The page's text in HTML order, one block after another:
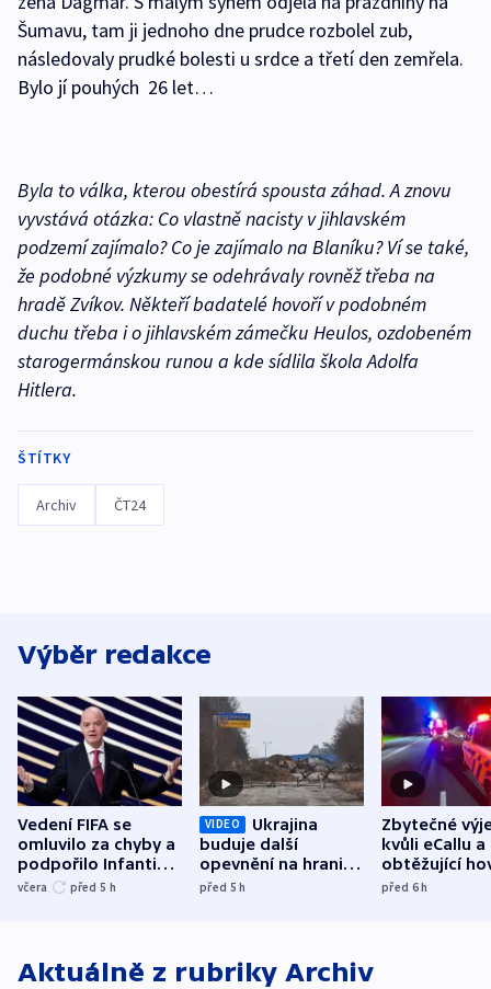
Šumavu, tam ji jednoho dne prudce rozbolel zub,
následovaly prudké bolesti u srdce a třetí den zemřela.
Bylo jí pouhých 26 let…
Byla to válka, kterou obestírá spousta záhad. A znovu
vyvstává otázka: Co vlastně nacisty v jihlavském
podzemí zajímalo? Co je zajímalo na Blaníku? Ví se také,
že podobné výzkumy se odehrávaly rovněž třeba na
hradě Zvíkov. Někteří badatelé hovoří v podobném
duchu třeba i o jihlavském zámečku Heulos, ozdobeném
starogermánskou runou a kde sídlila škola Adolfa
Hitlera.
ŠTÍTKY
Archiv ČT24
Výběr redakce
Vedení FIFA se
omluvilo za chyby a
podpořilo Infantina.
UEFA trvá na
včera před 5 h
VIDEO
Ukrajina
buduje další
opevnění na hranici
s Běloruskem
před 5h
Zbytečné
kvůli eCallu a
obtěžující
zdržují
před 6h
Aktuálně z rubriky Archiv